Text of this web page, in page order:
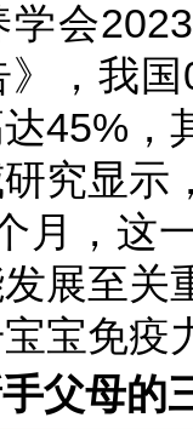
会
》，我
45%，
究显示
月，这
展至关
宝免疫
父母的